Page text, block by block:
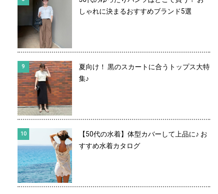
しゃれに決まるおすすめブランド5選
夏向け！ 黒のスカートに合うトップス大特
集♪
【50代の水着】体型カバーして上品に♪ お
すすめ水着カタログ